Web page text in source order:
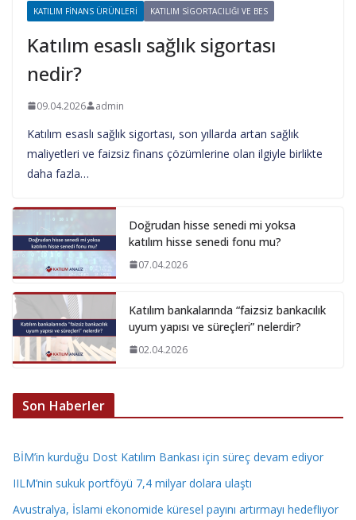
KATILIM FINANS ÜRÜNLERI KATILIM SIGORTACILIĞI VE BES
Katılım esaslı sağlık sigortası
nedir?
09.04.2026 admin
Katılım esaslı sağlık sigortası, son yıllarda artan sağlık
maliyetleri ve faizsiz finans çözümlerine olan ilgiyle birlikte
daha fazla…
Doğrudan hisse senedi mi yoksa
katılım hisse senedi fonu mu?
07.04.2026
Katılım bankalarında “faizsiz bankacılık
uyum yapısı ve süreçleri” nelerdir?
02.04.2026
Son Haberler
BİM’in kurduğu Dost Katılım Bankası için süreç devam ediyor
IILM’nin sukuk portföyü 7,4 milyar dolara ulaştı
Avustralya, İslami ekonomide küresel payını artırmayı hedefliyor